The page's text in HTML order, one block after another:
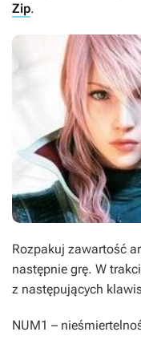
Zip.
Rozpakuj zawartość
następnie grę. W
z następujących
NUM1 –